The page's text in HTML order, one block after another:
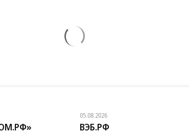
05.08.2026
ВЭБ.РФ